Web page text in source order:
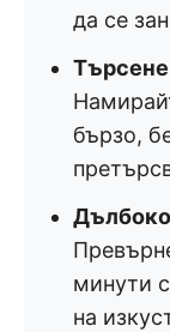
да се
бързо,
минути
на